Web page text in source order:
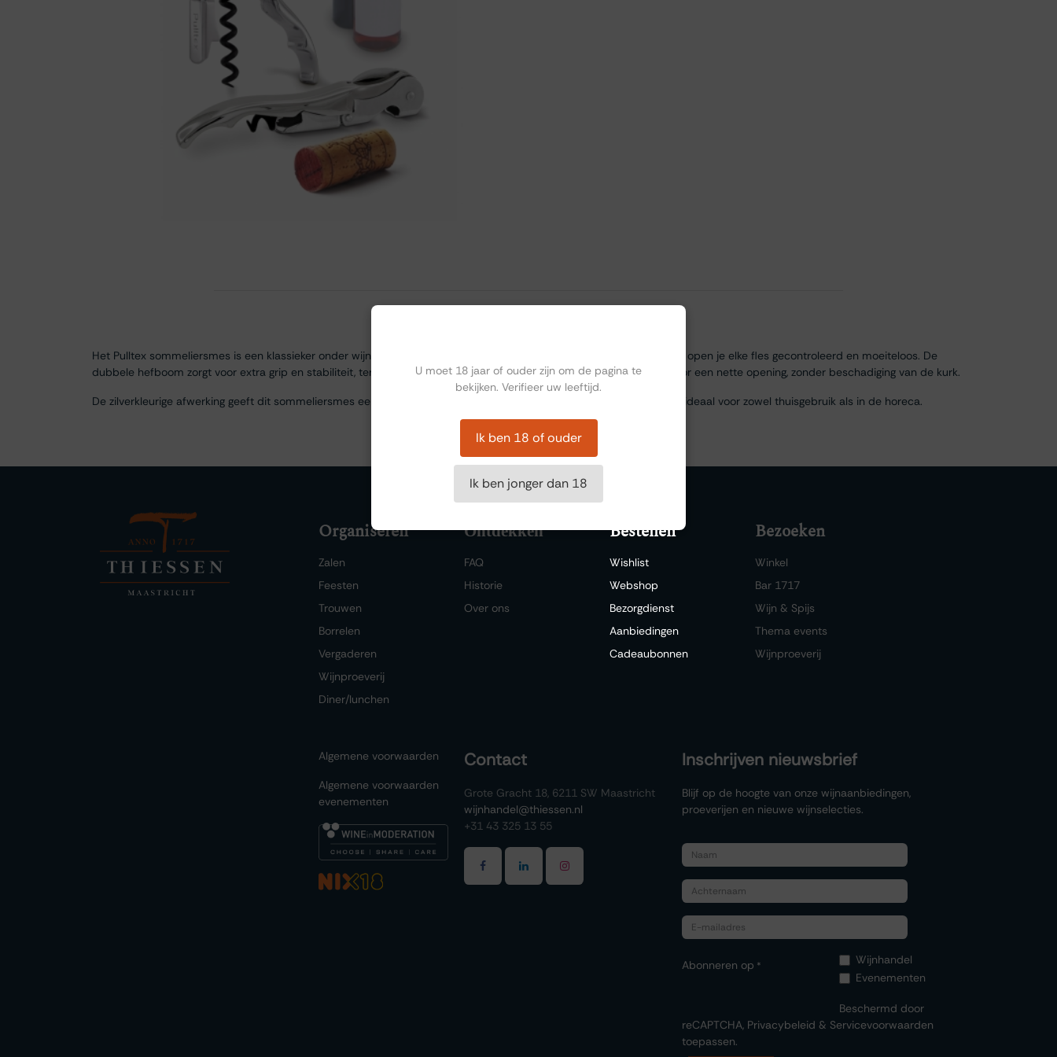
Het Pulltex sommeliersmes is een klassieker onder wijnprofessionals en liefhebbers. Dankzij het doordachte ontwerp open je elke fles gecontroleerd en moeiteloos. De
dubbele hefboom zorgt voor extra grip en stabiliteit, terwijl de scherpe foliesnijder en stevige spiraal garant staan voor een nette opening, zonder beschadiging van de kurk.
De zilverkleurige afwerking geeft dit sommeliersmes een tijdloze, professionele uitstraling. Compact, betrouwbaar en ideaal voor zowel thuisgebruik als in de horeca.
Organiseren
Zalen
Feesten
Trouwen
Borrelen
Vergaderen
Wijnproeverij
Diner/lunchen
Ontdekken
FAQ
Historie
Over ons
Bestellen
Wishlist
Webshop
Bezorgdienst
Aanbiedingen
Cadeaubonnen
Bezoeken
Winkel
Bar 1717
Wijn & Spijs
Thema events
Wijnproeverij
Algemene voorwaarden
Algemene voorwaarden
evenementen
Contact
Grote Gracht 18, 6211 SW Maastricht
wijnhandel@thiessen.nl
+31 43 325 13 55
Inschrijven nieuwsbrief
Blijf op de hoogte van onze wijnaanbiedingen,
proeverijen en nieuwe wijnselecties.
Abonneren op *
Wijnhandel
Evenementen
Beschermd door
reCAPTCHA, Privacybeleid & Servicevoorwaarden
toepassen.
U moet 18 jaar of ouder zijn om de pagina te
bekijken. Verifieer uw leeftijd.
Ik ben 18 of ouder
Ik ben jonger dan 18